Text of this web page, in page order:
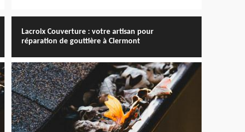
Lacroix Couverture : votre artisan pour
réparation de gouttière à Clermont